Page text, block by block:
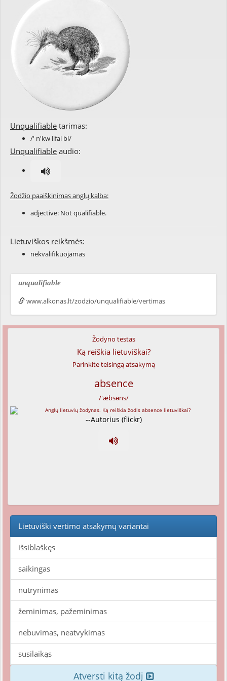
Unqualifiable tarimas:
/' n'kw lifai bl/
Unqualifiable audio:
Žodžio paaiškinimas anglų kalba:
adjective: Notqualifiable.
Lietuviškos reikšmės:
nekvalifikuojamas
unqualifiable
www.alkonas.lt/zodzio/unqualifiable/vertimas
Žodyno testas
Ką reiškia lietuviškai?
Parinkite teisingą atsakymą
absence
/'æbsəns/
--Autorius (flickr)
Lietuviški vertimo atsakymų variantai
išsiblaškęs
saikingas
nutrynimas
žeminimas, pažeminimas
nebuvimas, neatvykimas
susilaikąs
Atversti kitą žodį